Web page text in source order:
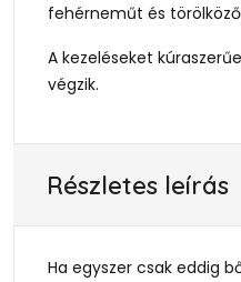
fehérneműt és
A kezeléseket
végzik.
Részletes leírás
Ha egyszer csak eddig